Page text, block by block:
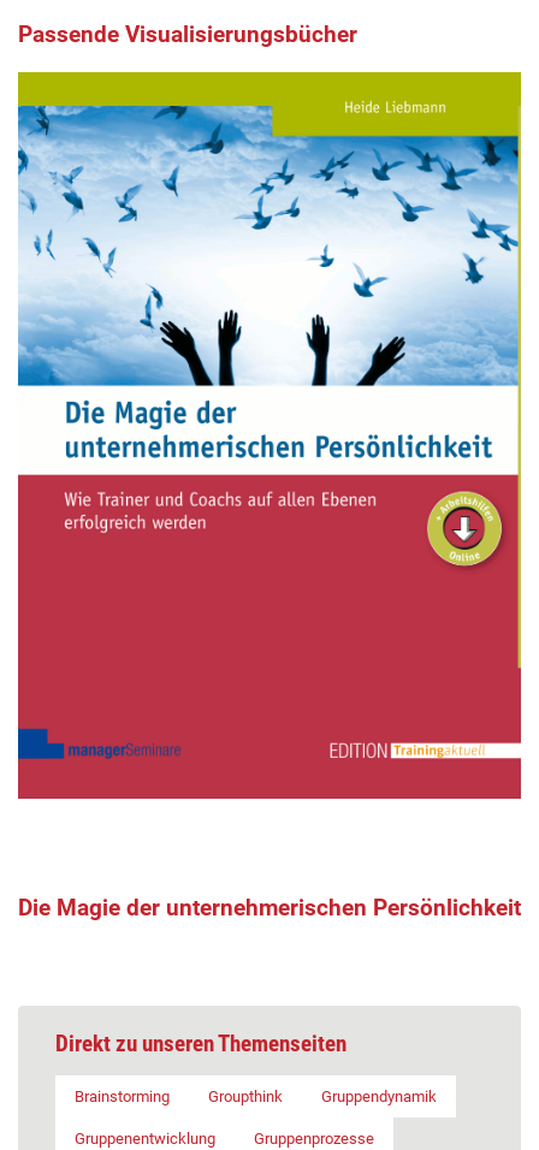
Passende Visualisierungsbücher
Die Magie der unternehmerischen Persönlichkeit
Direkt zu unseren Themenseiten
Brainstorming Groupthink Gruppendynamik
Gruppenentwicklung Gruppenprozesse